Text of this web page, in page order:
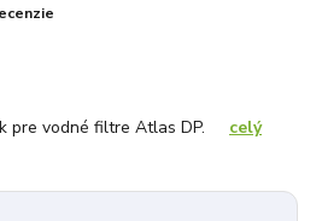
pre vodné filtre Atlas DP. celý